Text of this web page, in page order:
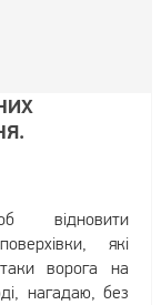
відновити
які
ворога на
нагадаю, без